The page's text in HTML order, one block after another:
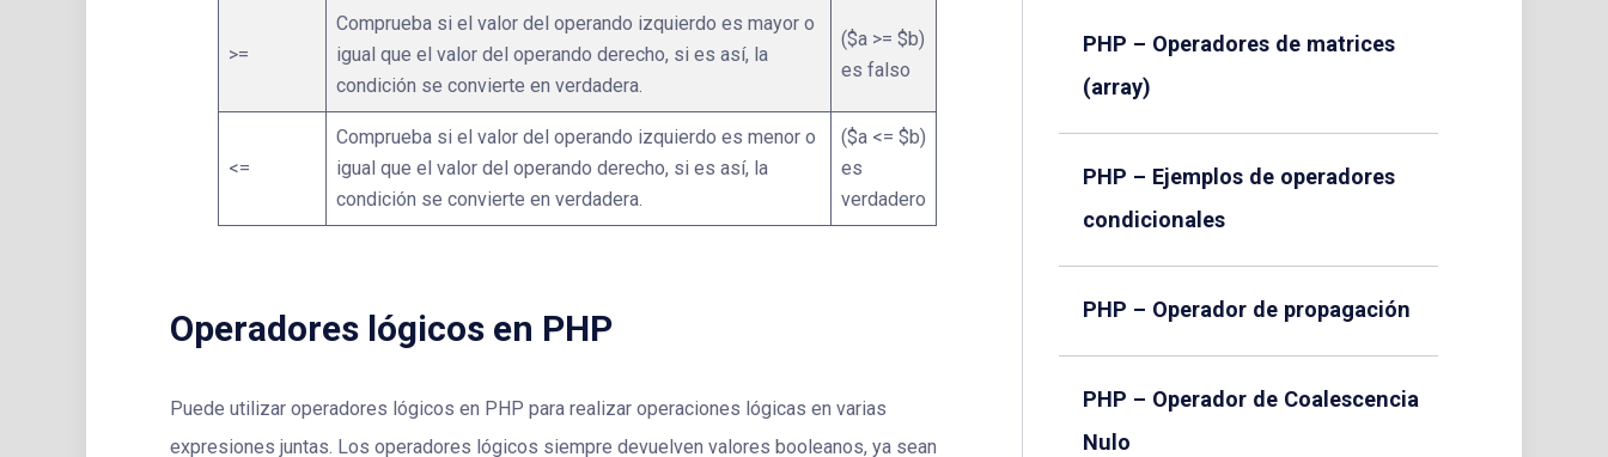
>=
Comprueba si el valor del operando izquierdo es mayor o
igual que el valor del operando derecho, si es así, la
condición se convierte en verdadera.
($a >= $b)
es falso
<=
Comprueba si el valor del operando izquierdo es menor o
igual que el valor del operando derecho, si es así, la
condición se convierte en verdadera.
($a <= $b)
es
verdadero
Operadores lógicos en PHP
Puede utilizar operadores lógicos en PHP para realizar operaciones lógicas en varias
expresiones juntas. Los operadores lógicos siempre devuelven valores booleanos, ya sean
PHP – Operadores de matrices
(array)
PHP – Ejemplos de operadores
condicionales
PHP – Operador de propagación
PHP – Operador de Coalescencia
Nulo